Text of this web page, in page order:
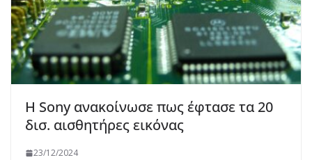
Η Sony ανακοίνωσε πως έφτασε τα 20
δισ. αισθητήρες εικόνας
23/12/2024